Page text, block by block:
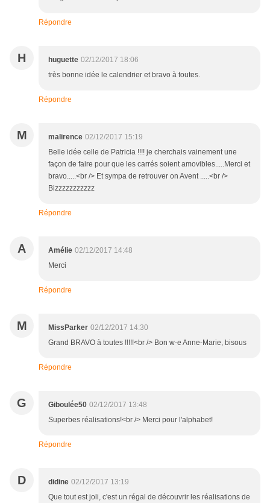
Répondre
H huguette 02/12/2017 18:06
très bonne idée le calendrier et bravo à toutes.
Répondre
M malirence 02/12/2017 15:19
Belle idée celle de Patricia !!!! je cherchais vainement une
façon de faire pour que les carrés soient amovibles.....Merci et
bravo.....<br /> Et sympa de retrouver on Avent .....<br />
Bizzzzzzzzzzz
Répondre
A Amélie 02/12/2017 14:48
Merci
Répondre
M MissParker 02/12/2017 14:30
Grand BRAVO à toutes !!!!!<br /> Bon w-e Anne-Marie, bisous
Répondre
G Giboulée50 02/12/2017 13:48
Superbes réalisations!<br /> Merci pour l'alphabet!
Répondre
D didine 02/12/2017 13:19
Que tout est joli, c'est un régal de découvrir les réalisations de